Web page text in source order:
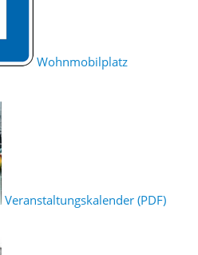
Wohnmobilplatz
Veranstaltungskalender (PDF)